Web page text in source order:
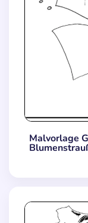
Malvorlage